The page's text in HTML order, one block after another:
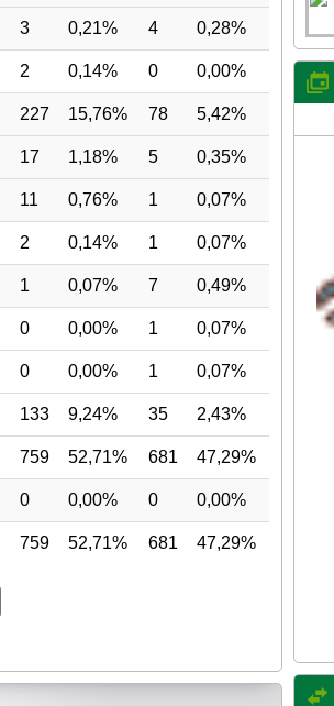
3 0,21% 4 0,28%
2 0,14% 0 0,00%
227 15,76% 78 5,42%
17 1,18% 5 0,35%
11 0,76% 1 0,07%
2 0,14% 1 0,07%
1 0,07% 7 0,49%
0 0,00% 1 0,07%
0 0,00% 1 0,07%
133 9,24% 35 2,43%
759 52,71% 681 47,29%
0 0,00% 0 0,00%
759 52,71% 681 47,29%